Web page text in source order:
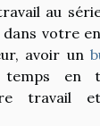
au
votre
avoir un
en
travail